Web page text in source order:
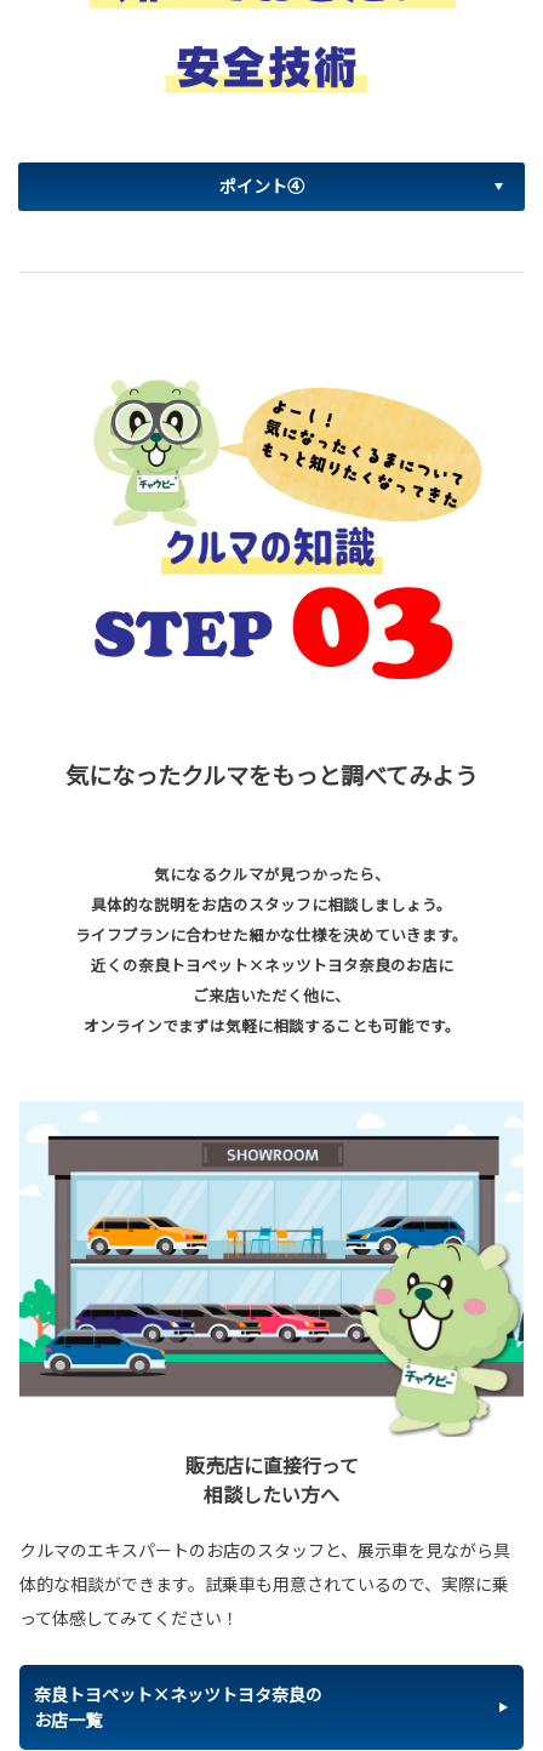
ポイント④
気になったクルマをもっと調べてみよう
気になるクルマが見つかったら、
具体的な説明をお店のスタッフに相談しましょう。
ライフプランに合わせた細かな仕様を決めていきます。
近くの奈良トヨペット×ネッツトヨタ奈良のお店に
ご来店いただく他に、
オンラインでまずは気軽に相談することも可能です。
販売店に直接行って
相談したい方へ
クルマのエキスパートのお店のスタッフと、展示車を見ながら具
体的な相談ができます。試乗車も用意されているので、実際に乗
って体感してみてください！
奈良トヨペット×ネッツトヨタ奈良の
お店一覧